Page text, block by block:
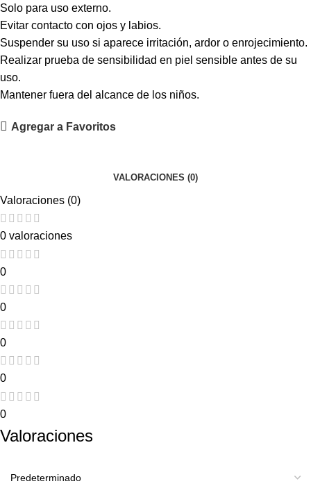
Solo para uso externo.
Evitar contacto con ojos y labios.
Suspender su uso si aparece irritación, ardor o enrojecimiento.
Realizar prueba de sensibilidad en piel sensible antes de su
uso.
Mantener fuera del alcance de los niños.
Agregar a Favoritos
VALORACIONES (0)
Valoraciones (0)
0 valoraciones
0
0
0
0
0
Valoraciones